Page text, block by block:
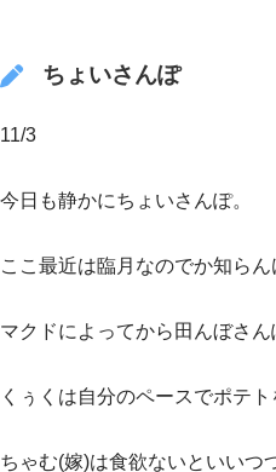
ちょいさんぽ
11/3
今日も静かにちょいさんぽ。
ここ最近は臨月なのでか知らん
マクドによってから田んぼさん
くぅくは自分のペースでポテ
ちゃむ(嫁)は食欲ないといいつ